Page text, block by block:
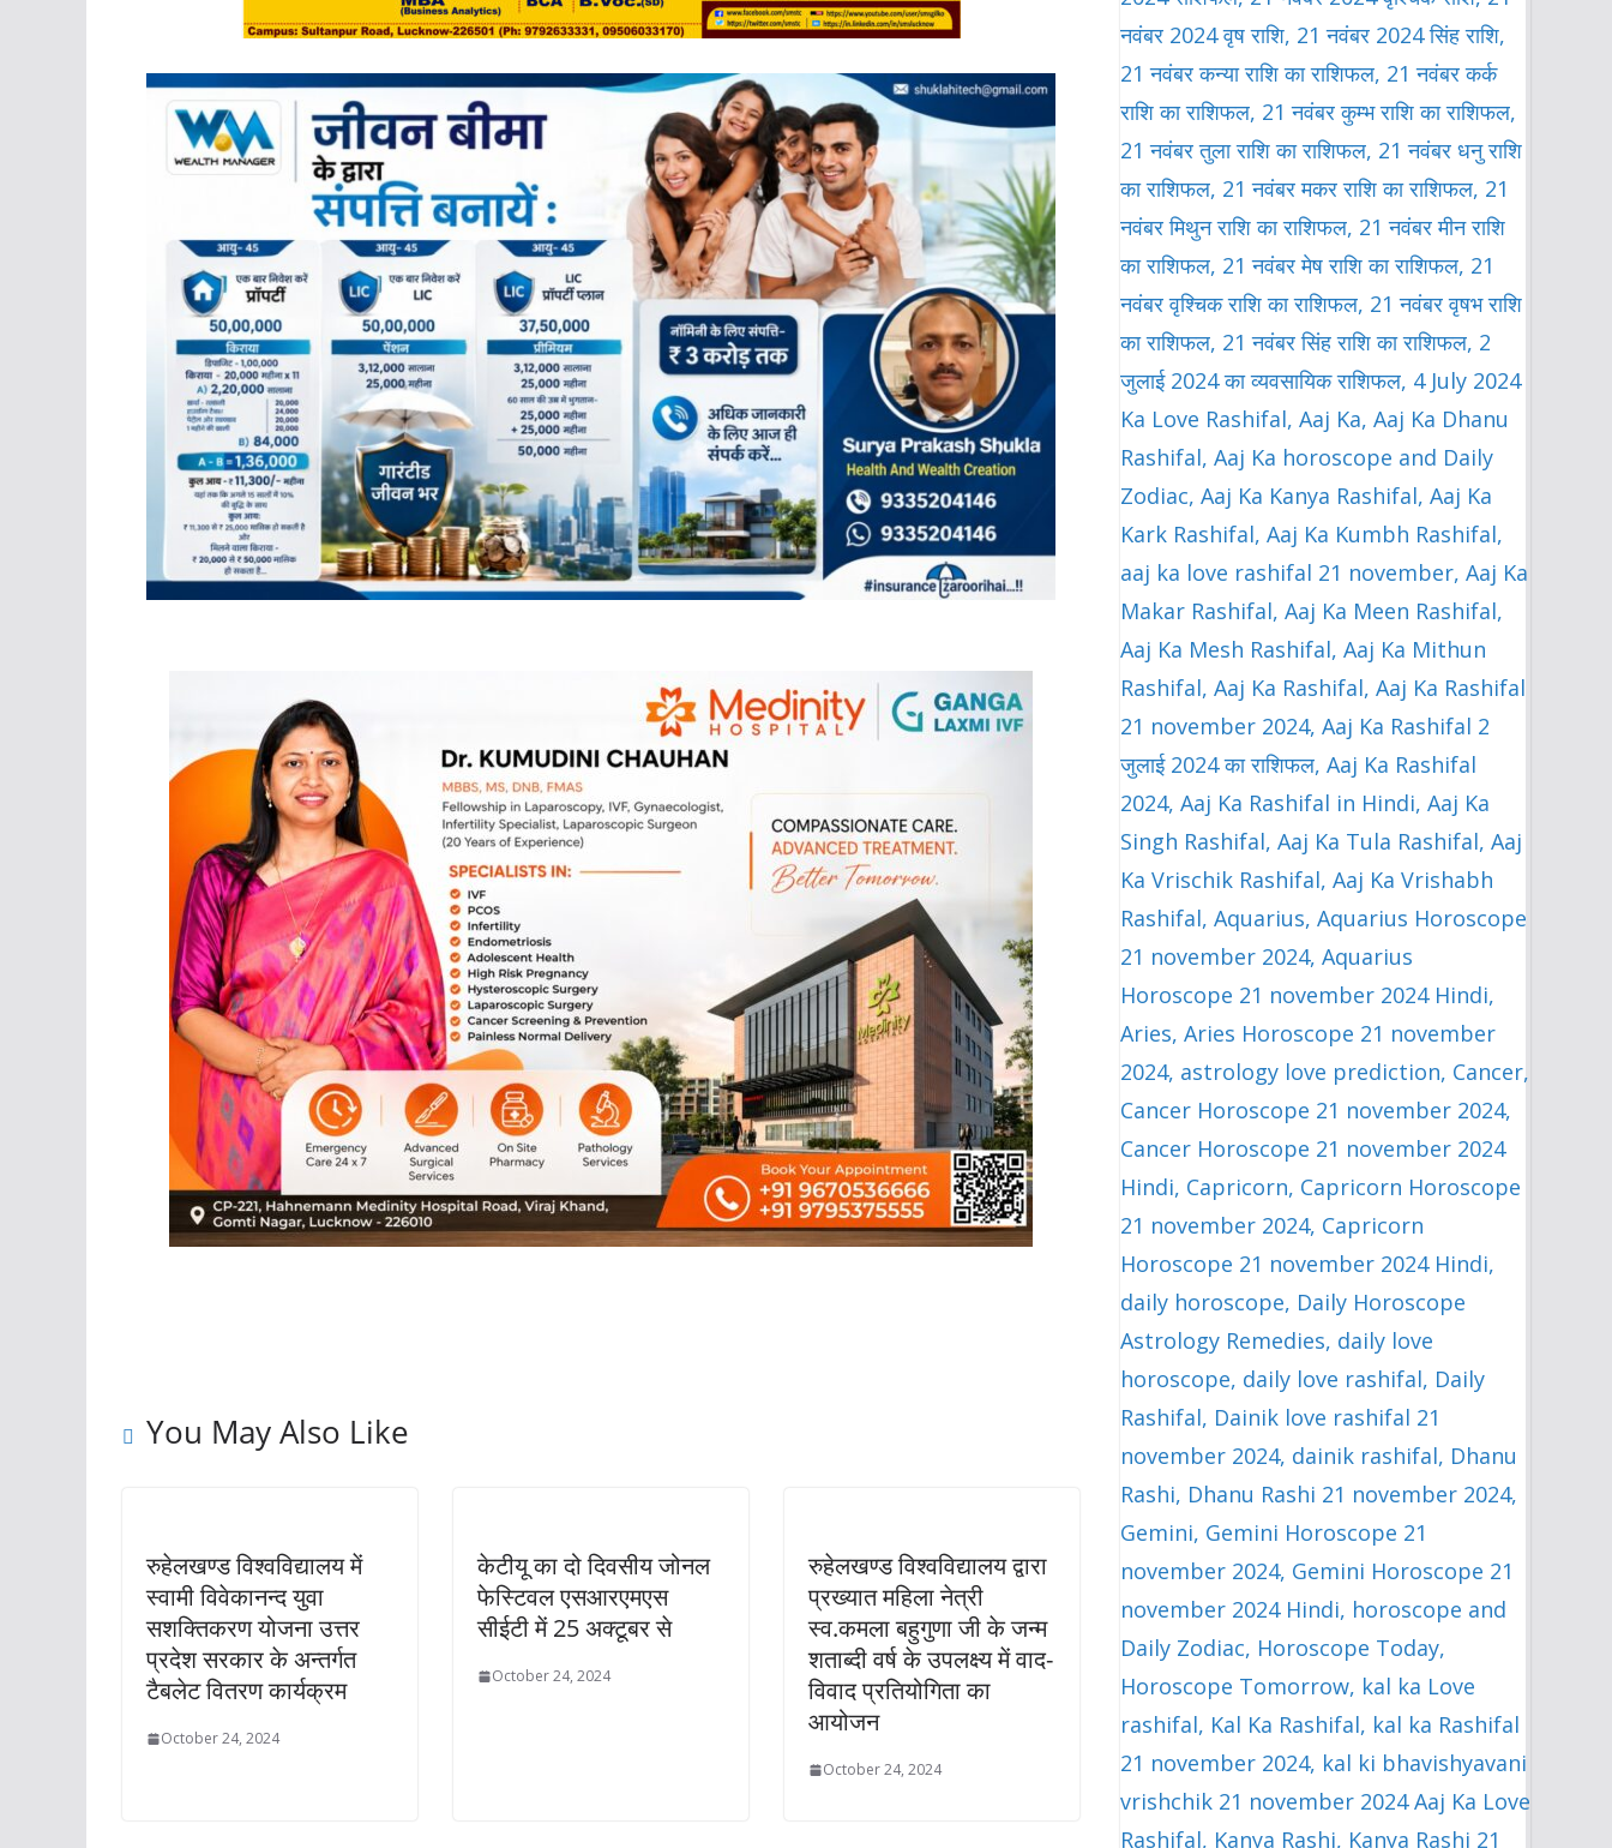
You May Also Like
रुहेलखण्ड विश्वविद्यालय में
स्वामी विवेकानन्द युवा
सशक्तिकरण योजना उत्तर
प्रदेश सरकार के अन्तर्गत
टैबलेट वितरण कार्यक्रम
October 24, 2024
केटीयू का दो दिवसीय जोनल
फेस्टिवल एसआरएमएस
सीईटी में 25 अक्टूबर से
October 24, 2024
रुहेलखण्ड विश्वविद्यालय द्वारा
प्रख्यात महिला नेत्री
स्व.कमला बहुगुणा जी के जन्म
शताब्दी वर्ष के उपलक्ष्य में वाद-
विवाद प्रतियोगिता का
आयोजन
October 24, 2024